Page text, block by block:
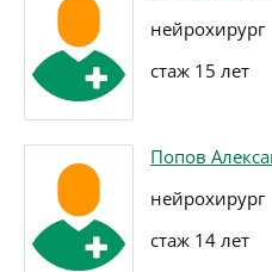
нейрохирург
стаж 15 лет
Попов
нейрохирург
стаж 14 лет